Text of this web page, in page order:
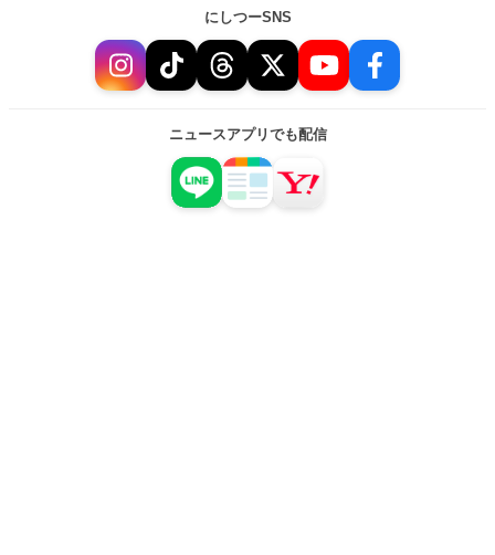
にしつーSNS
ニュースアプリでも配信